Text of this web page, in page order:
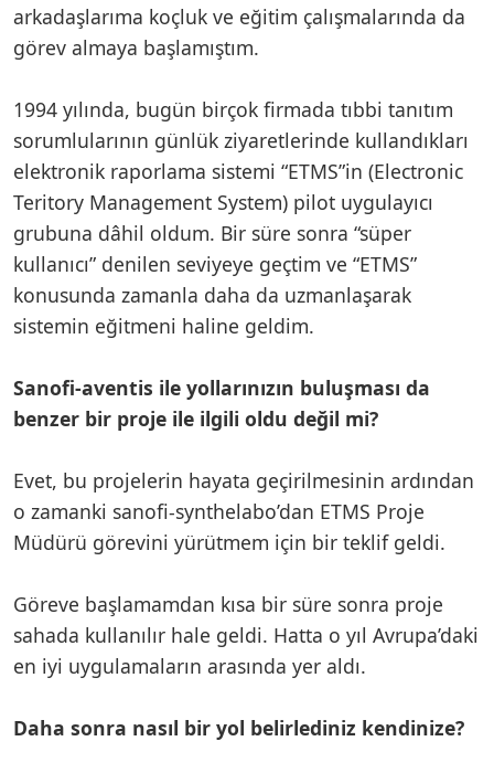
arkadaşlarıma koçluk ve eğitim çalışmalarında da
görev almaya başlamıştım.
1994 yılında, bugün birçok firmada tıbbi tanıtım
sorumlularının günlük ziyaretlerinde kullandıkları
elektronik raporlama sistemi “ETMS”in (Electronic
Teritory Management System) pilot uygulayıcı
grubuna dâhil oldum. Bir süre sonra “süper
kullanıcı” denilen seviyeye geçtim ve “ETMS”
konusunda zamanla daha da uzmanlaşarak
sistemin eğitmeni haline geldim.
Sanofi-aventis ile yollarınızın buluşması da
benzer bir proje ile ilgili oldu değil mi?
Evet, bu projelerin hayata geçirilmesinin ardından
o zamanki sanofi-synthelabo’dan ETMS Proje
Müdürü görevini yürütmem için bir teklif geldi.
Göreve başlamamdan kısa bir süre sonra proje
sahada kullanılır hale geldi. Hatta o yıl Avrupa’daki
en iyi uygulamaların arasında yer aldı.
Daha sonra nasıl bir yol belirlediniz kendinize?